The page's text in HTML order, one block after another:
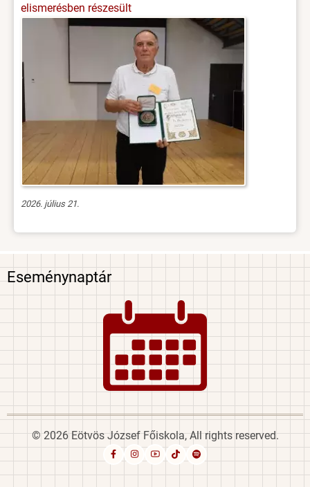
elismerésben részesült
2026. július 21.
Eseménynaptár
Image
© 2026 Eötvös József Főiskola, All rights reserved.